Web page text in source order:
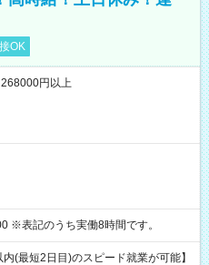
OK
円以上
22:00～7:00 13:00～22:00 ※表記のうち実働8時間です。
(最短2日目)のスピード就業が可能】